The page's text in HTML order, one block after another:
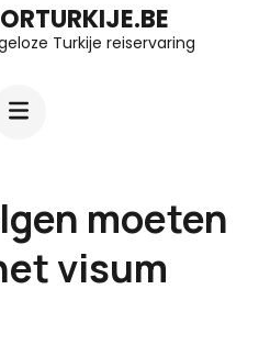
Turkije reiservaring
moeten
visum